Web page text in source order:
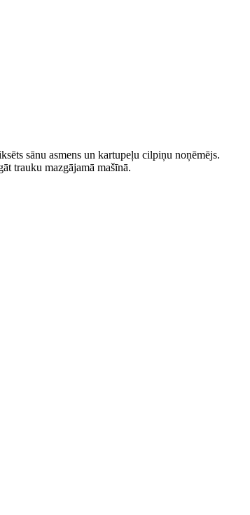
sānu asmens un kartupeļu cilpiņu noņēmējs.
trauku mazgājamā mašīnā.